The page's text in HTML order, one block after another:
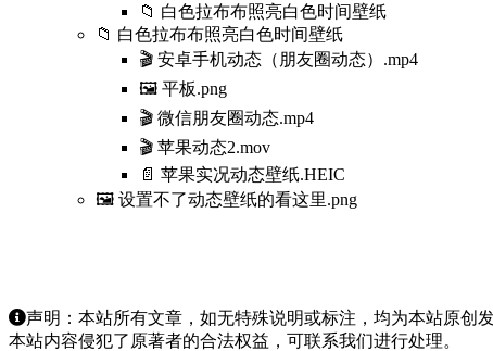
📁 白色拉布布照亮白色时间壁纸
📁 白色拉布布照亮白色时间壁纸
🎬 安卓手机动态（朋友圈动态）.mp4
🖼️ 平板.png
🎬 微信朋友圈动态.mp4
🎬 苹果动态2.mov
📄 苹果实况动态壁纸.HEIC
🖼️ 设置不了动态壁纸的看这里.png
声明：本站所有文章，如无特殊说明或标注，均为本站原创
本站内容侵犯了原著者的合法权益，可联系我们进行处理。